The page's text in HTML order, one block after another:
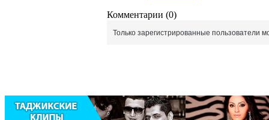
Комментарии (0)
Только зарегистрированные пользователи